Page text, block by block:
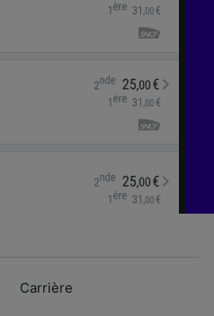
Carrière
(fournisseurs)